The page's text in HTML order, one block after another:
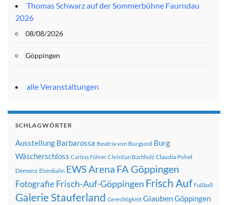
Thomas Schwarz auf der Sommerbühne Faurndau
2026
08/08/2026
Göppingen
alle Veranstaltungen
SCHLAGWÖRTER
Ausstellung Barbarossa Beatrix von Burgund Burg
Wäscherschloss Caritas Führer Christian Buchholz Claudia Pohel
Demenz Eisenbahn EWS Arena FA Göppingen
FotografieFrisch-Auf-Göppingen Frisch Auf Fußball
Galerie Stauferland Gerechtigkeit Glauben Göppingen